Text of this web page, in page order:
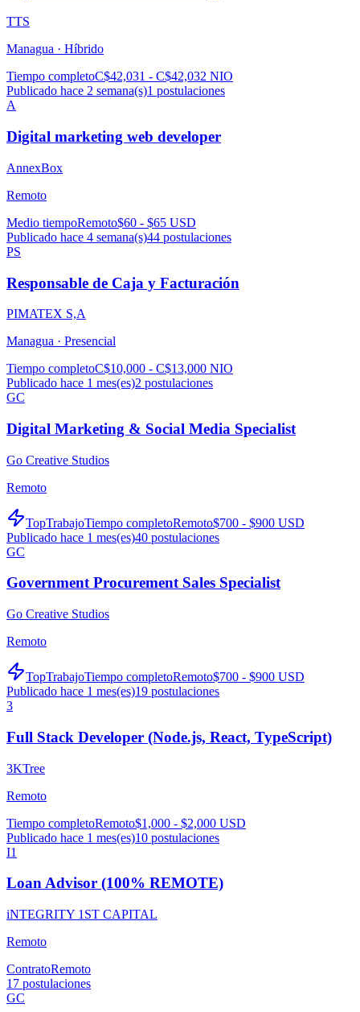
TTS
Managua · Híbrido
Tiempo completoC$42,031 - C$42,032 NIO
Publicado hace 2 semana(s)1 postulaciones
A
Digital marketing web developer
AnnexBox
Remoto
Medio tiempoRemoto$60 - $65 USD
Publicado hace 4 semana(s)44 postulaciones
PS
Responsable de Caja y Facturación
PIMATEX S,A
Managua · Presencial
Tiempo completoC$10,000 - C$13,000 NIO
Publicado hace 1 mes(es)2 postulaciones
GC
Digital Marketing & Social Media Specialist
Go Creative Studios
Remoto
TopTrabajoTiempo completoRemoto$700 - $900 USD
Publicado hace 1 mes(es)40 postulaciones
GC
Government Procurement Sales Specialist
Go Creative Studios
Remoto
TopTrabajoTiempo completoRemoto$700 - $900 USD
Publicado hace 1 mes(es)19 postulaciones
3
Full Stack Developer (Node.js, React, TypeScript)
3KTree
Remoto
Tiempo completoRemoto$1,000 - $2,000 USD
Publicado hace 1 mes(es)10 postulaciones
I1
Loan Advisor (100% REMOTE)
iNTEGRITY 1ST CAPITAL
Remoto
ContratoRemoto
17 postulaciones
GC